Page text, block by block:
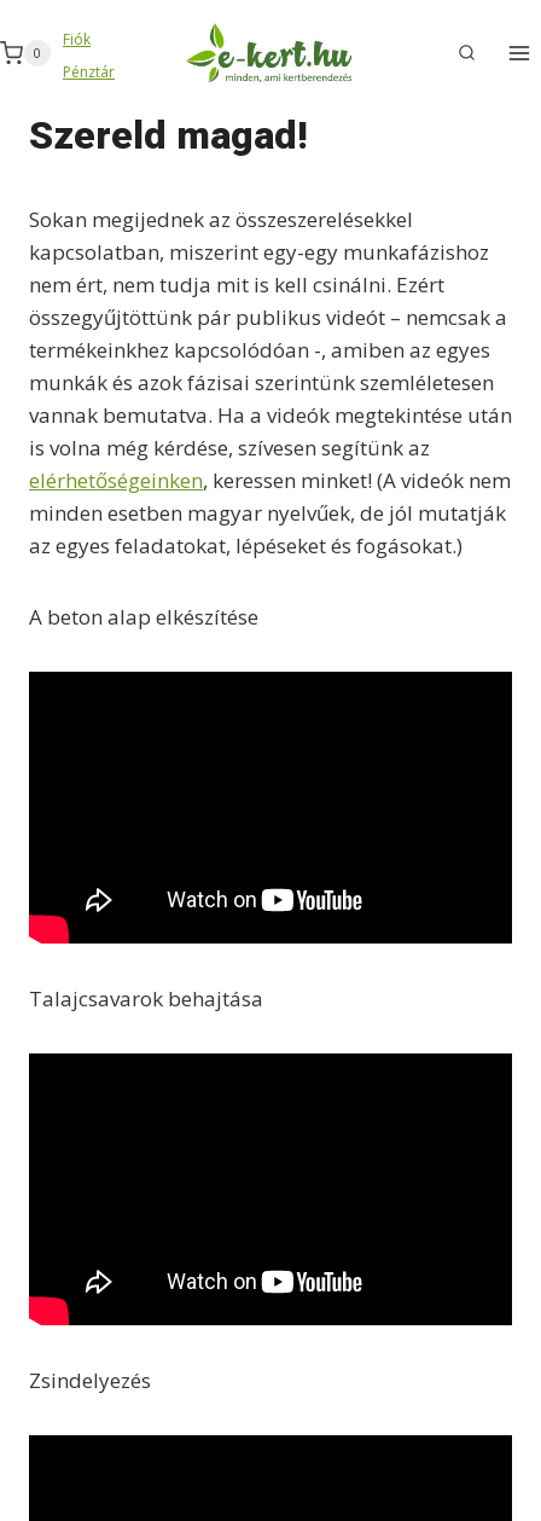
to
content
0
Fiók
Pénztár
Szereld magad!
Sokan megijednek az összeszerelésekkel
kapcsolatban, miszerint egy-egy munkafázishoz
nem ért, nem tudja mit is kell csinálni. Ezért
összegyűjtöttünk pár publikus videót – nemcsak a
termékeinkhez kapcsolódóan -, amiben az egyes
munkák és azok fázisai szerintünk szemléletesen
vannak bemutatva. Ha a videók megtekintése után
is volna még kérdése, szívesen segítünk az
elérhetőségeinken, keressen minket! (A videók nem
minden esetben magyar nyelvűek, de jól mutatják
az egyes feladatokat, lépéseket és fogásokat.)
A beton alap elkészítése
Talajcsavarok behajtása
Zsindelyezés